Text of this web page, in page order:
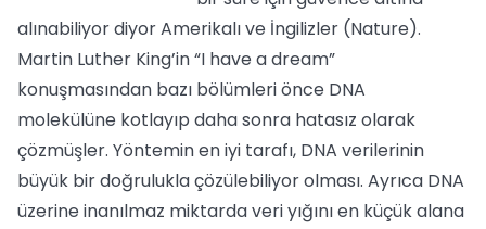
alınabiliyor diyor Amerikalı ve İngilizler (Nature).
Martin Luther King’in “I have a dream”
konuşmasından bazı bölümleri önce DNA
molekülüne kotlayıp daha sonra hatasız olarak
çözmüşler. Yöntemin en iyi tarafı, DNA verilerinin
büyük bir doğrulukla çözülebiliyor olması. Ayrıca DNA
üzerine inanılmaz miktarda veri yığını en küçük alana